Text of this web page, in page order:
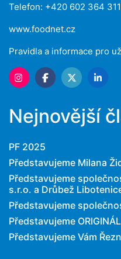
Telefon: +420 602 364 311
www.foodnet.cz
Pravidla a informace pro
Nejnovější
PF 2025
Představujeme Milana
Představujeme
s.r.o. a Drůbež
Představujeme
Představujeme
Představujeme Vám